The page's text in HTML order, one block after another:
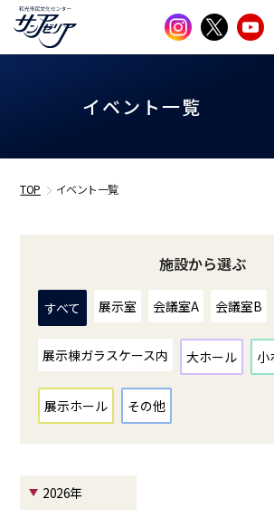
イベント一覧
TOP イベント一覧
施設から選ぶ
すべて 展示室 会議室A 会議室B
展示棟ガラスケース内 大ホール 小
展示ホール その他
2026年